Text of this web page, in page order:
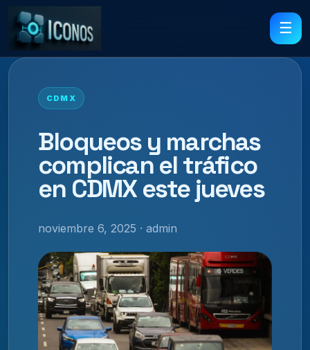
☰
CDMX
Bloqueos y marchas
complican el tráfico
en CDMX este jueves
noviembre 6, 2025 · admin